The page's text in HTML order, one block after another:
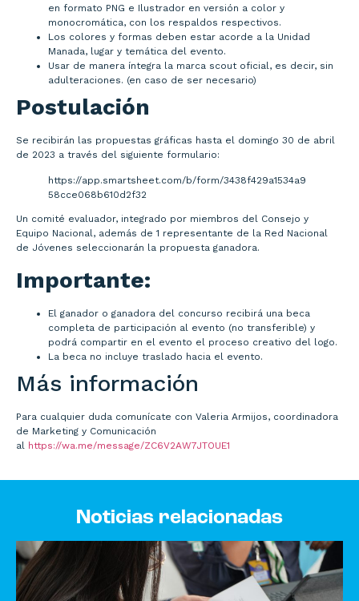
en formato PNG e Ilustrador en versión a color y
monocromática, con los respaldos respectivos.
Los colores y formas deben estar acorde a la Unidad
Manada, lugar y temática del evento.
Usar de manera íntegra la marca scout oficial, es decir, sin
adulteraciones. (en caso de ser necesario)
Postulación
Se recibirán las propuestas gráficas hasta el domingo 30 de abril
de 2023 a través del siguiente formulario:
https://app.smartsheet.com/b/form/3438f429a1534a9
58cce068b610d2f32
Un comité evaluador, integrado por miembros del Consejo y
Equipo Nacional, además de 1 representante de la Red Nacional
de Jóvenes seleccionarán la propuesta ganadora.
Importante:
El ganador o ganadora del concurso recibirá una beca
completa de participación al evento (no transferible) y
podrá compartir en el evento el proceso creativo del logo.
La beca no incluye traslado hacia el evento.
Más información
Para cualquier duda comunícate con Valeria Armijos, coordinadora
de Marketing y Comunicación
al https://wa.me/message/ZC6V2AW7JTOUE1
Noticias relacionadas